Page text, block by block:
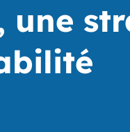
une